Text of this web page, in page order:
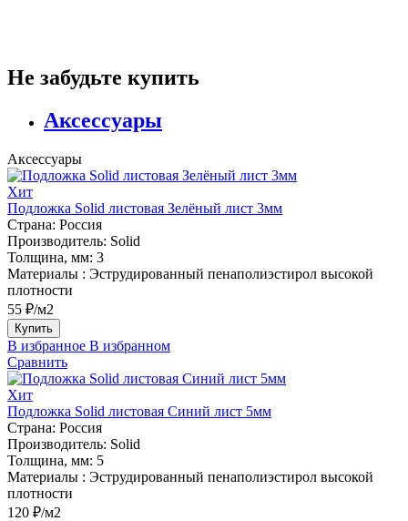
Не забудьте купить
Аксессуары
Аксессуары
Хит
Подложка Solid листовая Зелёный лист 3мм
Страна: Россия
Производитель: Solid
Толщина, мм: 3
Материалы : Эструдированный пенаполиэстирол высокой
плотности
55 ₽/м2
Купить
В избранное В избранном
Сравнить
Хит
Подложка Solid листовая Синий лист 5мм
Страна: Россия
Производитель: Solid
Толщина, мм: 5
Материалы : Эструдированный пенаполиэстирол высокой
плотности
120 ₽/м2